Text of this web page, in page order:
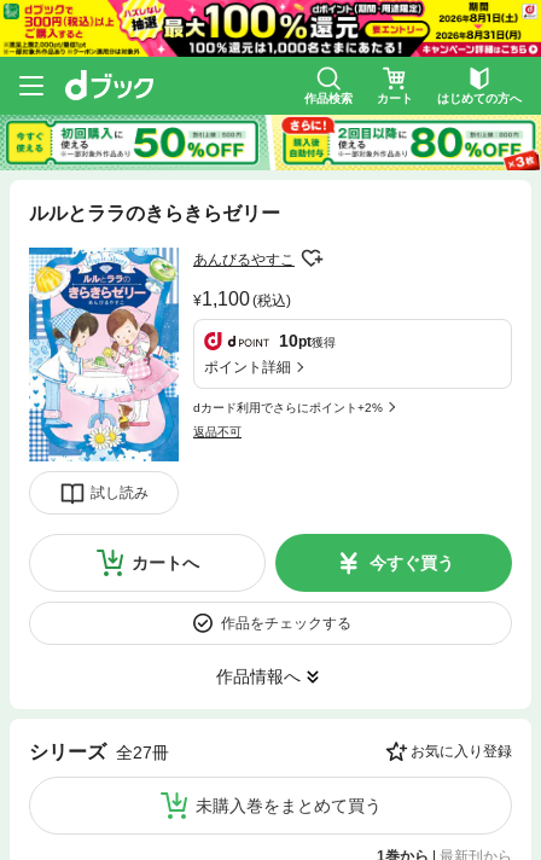
作品検索 カート はじめての方へ
ルルとララのきらきらゼリー
試し読み
あんびるやすこ
1,100(税込)
10pt獲得
ポイント詳細
dカード利用でさらにポイント+2%
返品不可
カートへ 今すぐ買う
作品をチェックする
作品情報へ
シリーズ 全27冊 お気に入り登録
未購入巻をまとめて買う
1巻から | 最新刊から